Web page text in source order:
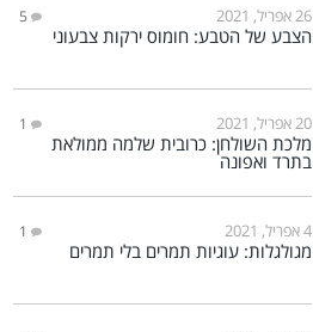
26 אפריל, 2021 5
הצבע של הטבע: חומוס ירקות צבעוני
20 אפריל, 2021 1
מלכת השולחן: כרובית שלמה ממולאת
בתרד ואפונה
4 אפריל, 2021 1
מגולגלות: עוגיות תמרים בלי תמרים